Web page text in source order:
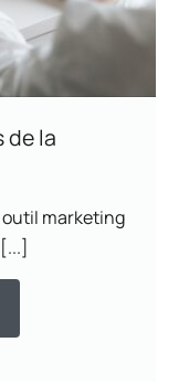
de la
marketing